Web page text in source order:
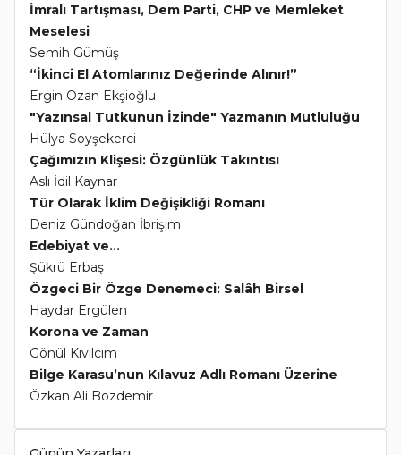
İmralı Tartışması, Dem Parti, CHP ve Memleket
Meselesi
Semih Gümüş
“İkinci El Atomlarınız Değerinde Alınır!”
Ergin Ozan Ekşioğlu
"Yazınsal Tutkunun İzinde" Yazmanın Mutluluğu
Hülya Soyşekerci
Çağımızın Klişesi: Özgünlük Takıntısı
Aslı İdil Kaynar
Tür Olarak İklim Değişikliği Romanı
Deniz Gündoğan İbrişim
Edebiyat ve...
Şükrü Erbaş
Özgeci Bir Özge Denemeci: Salâh Birsel
Haydar Ergülen
Korona ve Zaman
Gönül Kıvılcım
Bilge Karasu’nun Kılavuz Adlı Romanı Üzerine
Özkan Ali Bozdemir